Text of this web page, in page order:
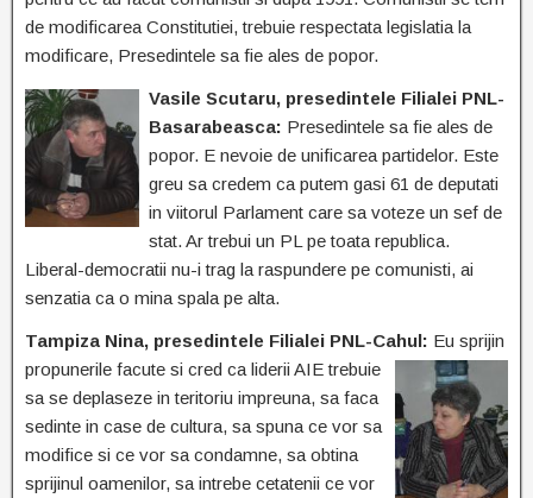
de modificarea Constitutiei, trebuie respectata legislatia la
modificare, Presedintele sa fie ales de popor.
Vasile Scutaru, presedintele Filialei PNL-
Basarabeasca: Presedintele sa fie ales de
popor. E nevoie de unificarea partidelor. Este
greu sa credem ca putem gasi 61 de deputati
in viitorul Parlament care sa voteze un sef de
stat. Ar trebui un PL pe toata republica.
Liberal-democratii nu-i trag la raspundere pe comunisti, ai
senzatia ca o mina spala pe alta.
Tampiza Nina, presedintele Filialei PNL-Cahul: Eu sprijin
propunerile facute si cred caliderii AIE trebuie
sa se deplaseze in teritoriu impreuna, sa faca
sedinte in case de cultura, sa spuna ce vor sa
modifice si ce vor sa condamne, sa obtina
sprijinul oamenilor, sa intrebe cetatenii ce vor